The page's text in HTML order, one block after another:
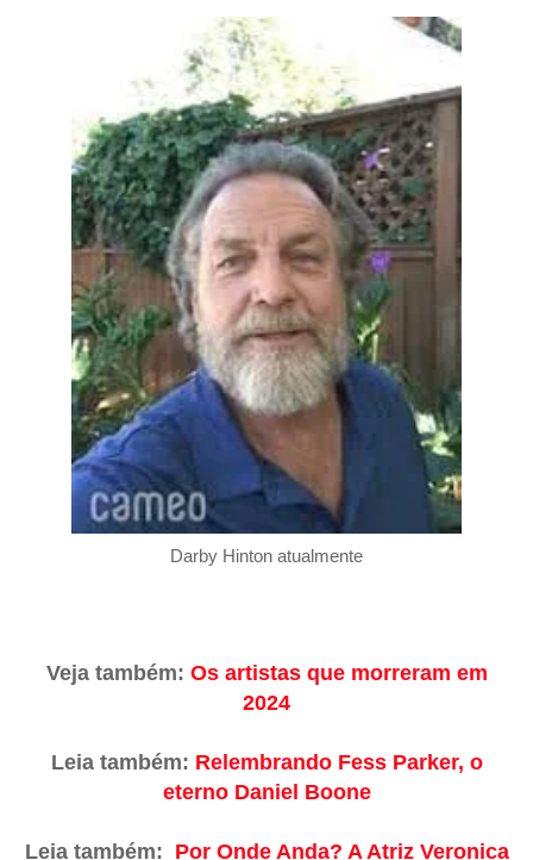
Darby Hinton atualmente
Veja também: Os artistas que morreram em
2024
Leia também: Relembrando Fess Parker, o
eterno Daniel Boone
Leia também: Por Onde Anda? A Atriz Veronica